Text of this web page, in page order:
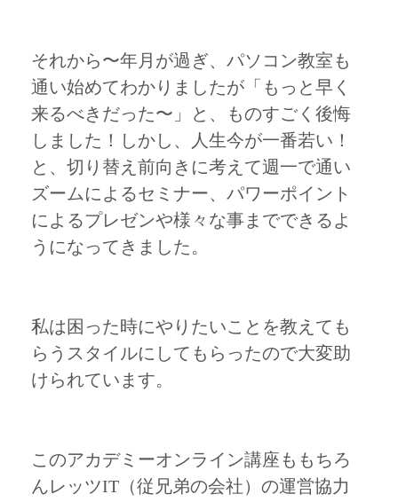
それから〜年月が過ぎ、パソコン教室も
通い始めてわかりましたが「もっと早く
来るべきだった〜」と、ものすごく後悔
しました！しかし、人生今が一番若い！
と、切り替え前向きに考えて週一で通い
ズームによるセミナー、パワーポイント
によるプレゼンや様々な事までできるよ
うになってきました。
私は困った時にやりたいことを教えても
らうスタイルにしてもらったので大変助
けられています。
このアカデミーオンライン講座ももちろ
んレッツIT（従兄弟の会社）の運営協力